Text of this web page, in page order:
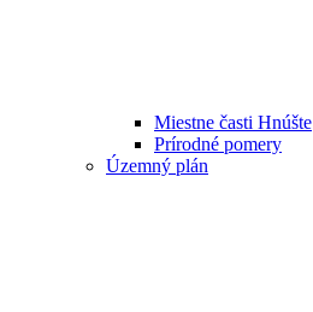
Miestne časti Hnúšte
Prírodné pomery
Územný plán